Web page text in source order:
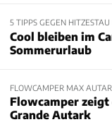
5 TIPPS GEGEN
Cool bleiben im
Sommerurlaub
FLOWCAMPER MAX
Flowcamper zeigt
Grande Autark